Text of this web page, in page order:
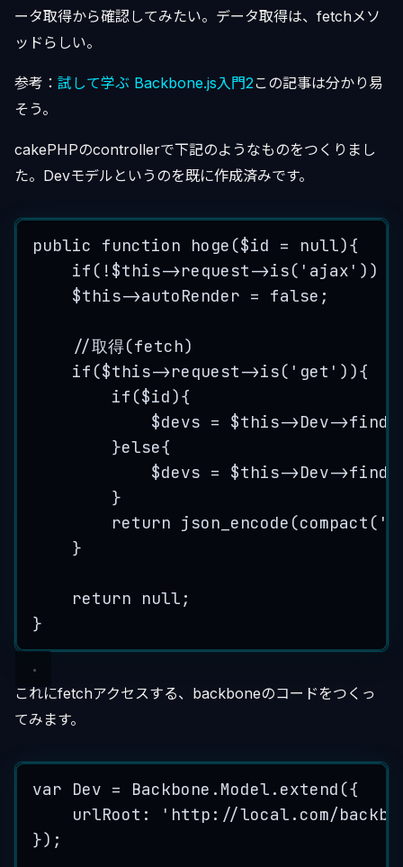
ータ取得から確認してみたい。データ取得は、fetchメソ
ッドらしい。
参考： 試して学ぶ Backbone.js入門2 この記事は分かり易
そう。
cakePHPのcontrollerで下記のようなものをつくりまし
た。Devモデルというのを既に作成済みです。
public function hoge ($id = null){
if ( ! $this->request->is( ' ajax ' ))
$this->autoRender = false ;
//取得(fetch)
if ($this->request->is( ' get ' )){
if ($id){
$devs = $this->Dev->
}else{
$devs = $this->Dev->find
}
return json_encode (compact ( '
}
return null ;
}
これにfetchアクセスする、backboneのコードをつくっ
てみます。
var Dev = Backbone . Model . extend ({
urlRoot : ' http://local.com/
});